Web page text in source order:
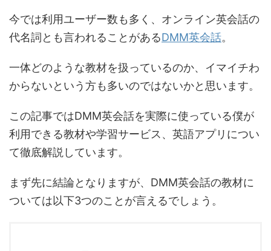
今では利用ユーザー数も多く、オンライン英会話の
代名詞とも言われることがあるDMM英会話。
一体どのような教材を扱っているのか、イマイチわ
からないという方も多いのではないかと思います。
この記事ではDMM英会話を実際に使っている僕が
利用できる教材や学習サービス、英語アプリについ
て徹底解説しています。
まず先に結論となりますが、DMM英会話の教材に
ついては以下3つのことが言えるでしょう。